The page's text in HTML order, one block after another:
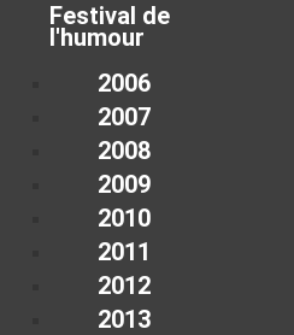
Festival de
l'humour
2006
2007
2008
2009
2010
2011
2012
2013